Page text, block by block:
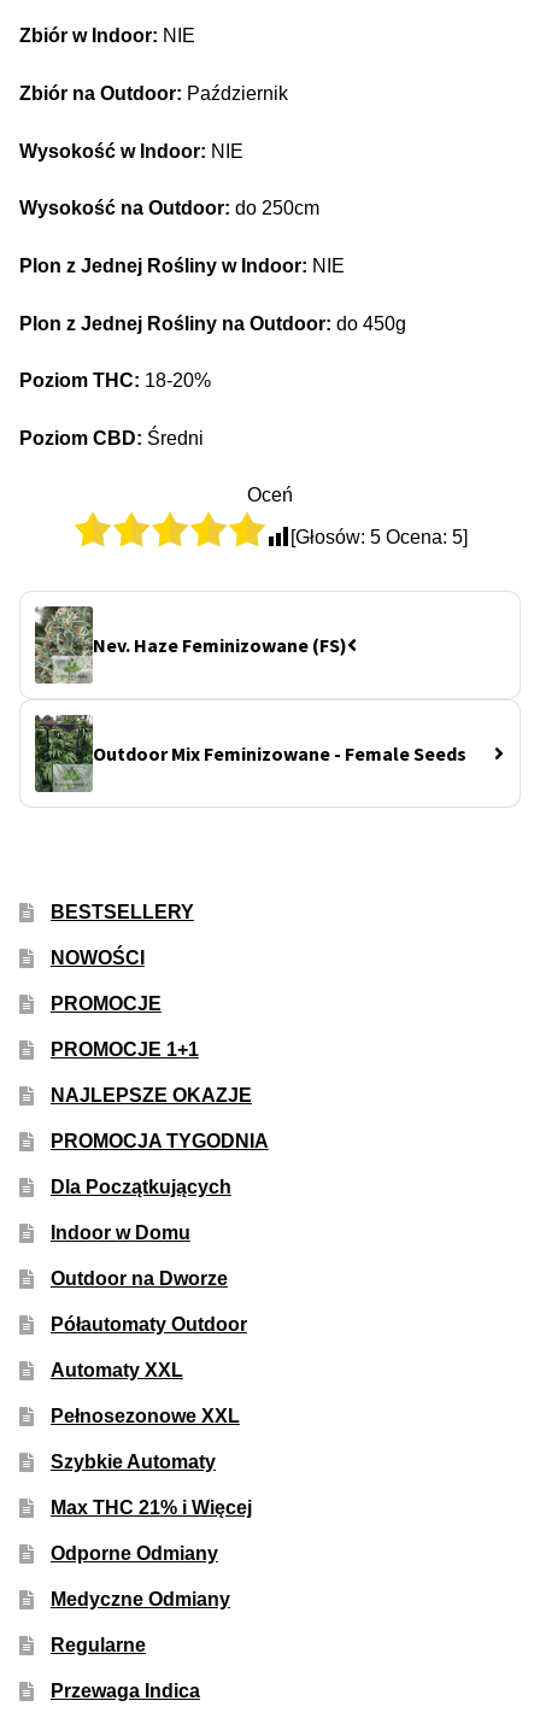
Zbiór w Indoor: NIE
Zbiór na Outdoor: Październik
Wysokość w Indoor: NIE
Wysokość na Outdoor: do 250cm
Plon z Jednej Rośliny w Indoor: NIE
Plon z Jednej Rośliny na Outdoor: do 450g
Poziom THC: 18-20%
Poziom CBD: Średni
Oceń
[Głosów: 5Ocena: 5]
Nev. Haze Feminizowane (FS)
Outdoor Mix Feminizowane - Female Seeds
BESTSELLERY
NOWOŚCI
PROMOCJE
PROMOCJE 1+1
NAJLEPSZE OKAZJE
PROMOCJA TYGODNIA
Dla Początkujących
Indoor w Domu
Outdoor na Dworze
Półautomaty Outdoor
Automaty XXL
Pełnosezonowe XXL
Szybkie Automaty
Max THC 21% i Więcej
Odporne Odmiany
Medyczne Odmiany
Regularne
Przewaga Indica